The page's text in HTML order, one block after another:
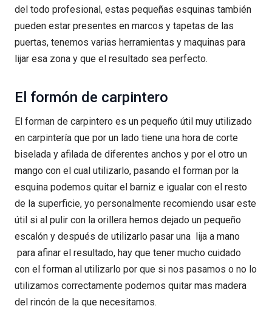
del todo profesional, estas pequeñas esquinas también
pueden estar presentes en marcos y tapetas de las
puertas, tenemos varias herramientas y maquinas para
lijar esa zona y que el resultado sea perfecto.
El formón de carpintero
El forman de carpintero es un pequeño útil muy utilizado
en carpintería que por un lado tiene una hora de corte
biselada y afilada de diferentes anchos y por el otro un
mango con el cual utilizarlo, pasando el forman por la
esquina podemos quitar el barniz e igualar con el resto
de la superficie, yo personalmente recomiendo usar este
útil si al pulir con la orillera hemos dejado un pequeño
escalón y después de utilizarlo pasar una lija a mano
para afinar el resultado, hay que tener mucho cuidado
con el forman al utilizarlo por que si nos pasamos o no lo
utilizamos correctamente podemos quitar mas madera
del rincón de la que necesitamos.